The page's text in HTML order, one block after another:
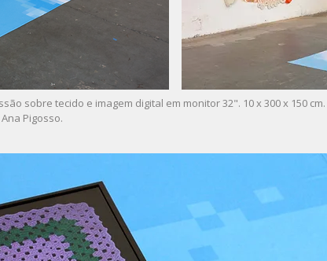
sobre tecido e imagem digital em monitor 32". 10 x 300 x 150
Pigosso.